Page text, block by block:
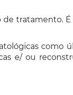
tratamento.
como
e/ ou